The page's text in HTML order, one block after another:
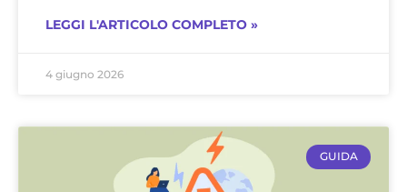
LEGGI L'ARTICOLO COMPLETO »
4 giugno 2026
GUIDA